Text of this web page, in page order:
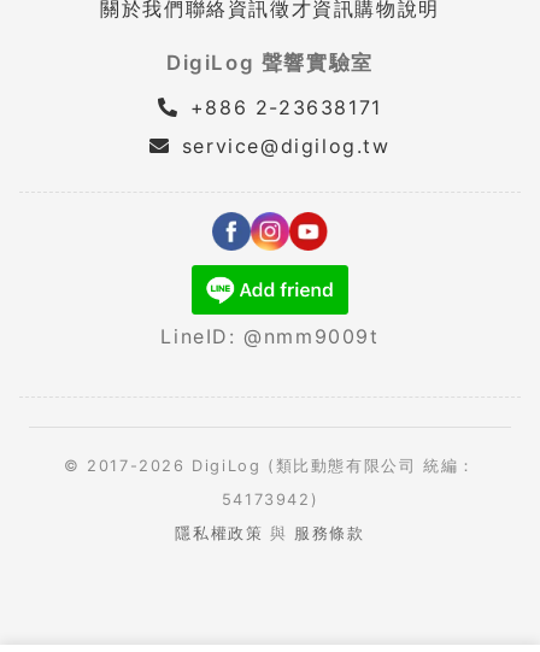
關於我們聯絡資訊徵才資訊購物說明
DigiLog 聲響實驗室
+886 2-23638171
service@digilog.tw
LineID: @nmm9009t
© 2017-2026 DigiLog (類比動態有限公司 統編：
54173942)
隱私權政策 與 服務條款